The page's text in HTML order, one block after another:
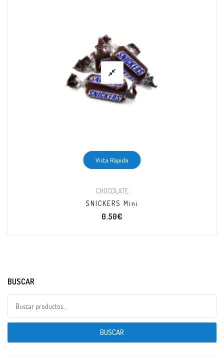
Vista Rápida
CHOCOLATE
SNICKERS Mini
0.50€
BUSCAR
BUSCAR